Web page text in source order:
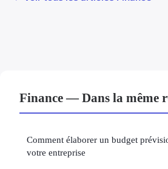
Finance — Dans la même
Comment élaborer un budget
votre entreprise